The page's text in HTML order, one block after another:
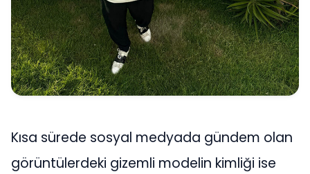
Kısa sürede sosyal medyada gündem olan
görüntülerdeki gizemli modelin kimliği ise